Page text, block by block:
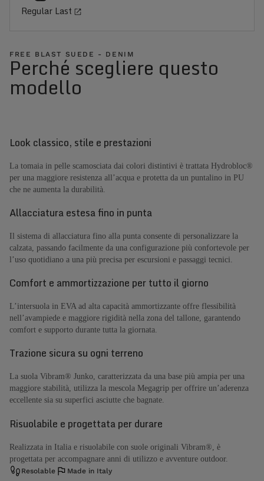
Regular Last
FREE BLAST SUEDE - DENIM
Perché scegliere questo
modello
Look classico, stile e prestazioni
La tomaia in pelle scamosciata dai colori distintivi è trattata Hydrobloc®
per una maggiore resistenza all’acqua e protetta da un puntalino in PU
che ne aumenta la durabilità.
Allacciatura estesa fino in punta
Il sistema di allacciatura fino alla punta consente di personalizzare la
calzata, passando facilmente da una configurazione più confortevole per
l’uso quotidiano a una più precisa per escursioni e passaggi tecnici.
Comfort e ammortizzazione per tutto il giorno
L’intersuola in EVA ad alta capacità ammortizzante offre flessibilità
nell’avampiede e maggiore rigidità nella zona del tallone, garantendo
comfort e supporto durante tutta la giornata.
Trazione sicura su ogni terreno
La suola Vibram® Junko, caratterizzata da una base più ampia per una
maggiore stabilità, utilizza la mescola Megagrip per offrire un’aderenza
eccellente sia su superfici asciutte che bagnate.
Risuolabile e progettata per durare
Realizzata in Italia e risuolabile con suole originali Vibram®, è
progettata per accompagnare anni di utilizzo e avventure outdoor.
Resolable Made in Italy